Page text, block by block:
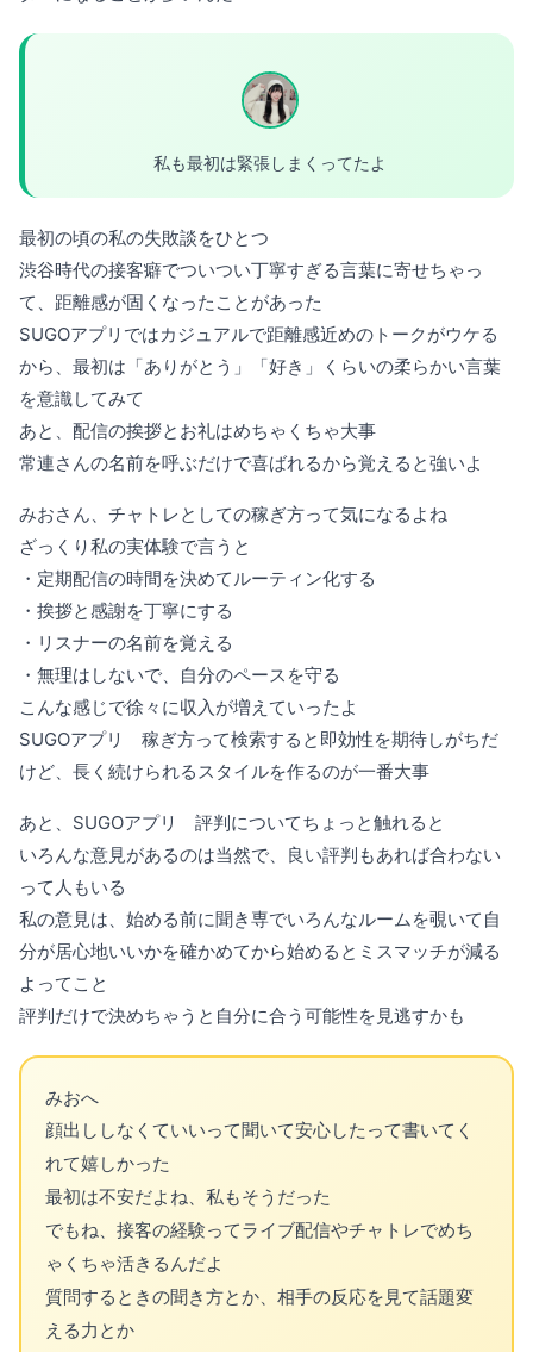
私も最初は緊張しまくってたよ
最初の頃の私の失敗談をひとつ
渋谷時代の接客癖でついつい丁寧すぎる言葉に寄せちゃっ
て、距離感が固くなったことがあった
SUGOアプリではカジュアルで距離感近めのトークがウケる
から、最初は「ありがとう」「好き」くらいの柔らかい言葉
を意識してみて
あと、配信の挨拶とお礼はめちゃくちゃ大事
常連さんの名前を呼ぶだけで喜ばれるから覚えると強いよ
みおさん、チャトレとしての稼ぎ方って気になるよね
ざっくり私の実体験で言うと
・定期配信の時間を決めてルーティン化する
・挨拶と感謝を丁寧にする
・リスナーの名前を覚える
・無理はしないで、自分のペースを守る
こんな感じで徐々に収入が増えていったよ
SUGOアプリ 稼ぎ方って検索すると即効性を期待しがちだ
けど、長く続けられるスタイルを作るのが一番大事
あと、SUGOアプリ 評判についてちょっと触れると
いろんな意見があるのは当然で、良い評判もあれば合わない
って人もいる
私の意見は、始める前に聞き専でいろんなルームを覗いて自
分が居心地いいかを確かめてから始めるとミスマッチが減る
よってこと
評判だけで決めちゃうと自分に合う可能性を見逃すかも
みおへ
顔出ししなくていいって聞いて安心したって書いてく
れて嬉しかった
最初は不安だよね、私もそうだった
でもね、接客の経験ってライブ配信やチャトレでめち
ゃくちゃ活きるんだよ
質問するときの聞き方とか、相手の反応を見て話題変
える力とか